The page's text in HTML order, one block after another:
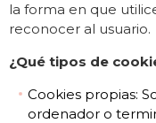
la forma en que
reconocer al usuario.
¿Qué tipos de
Cookies propias:
ordenador o